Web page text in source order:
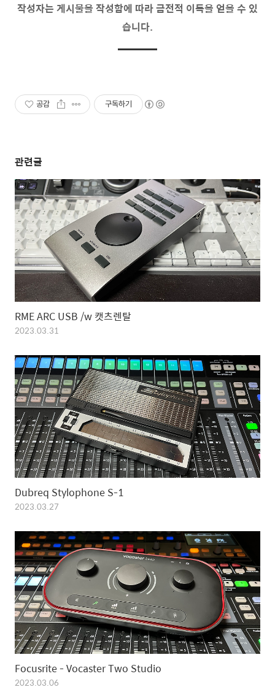
작성자는 게시물을 작성함에 따라 금전적 이득을 얻을 수 있
습니다.
공감 구독하기
관련글
RME ARC USB /w 캣츠렌탈
2023.03.31
Dubreq Stylophone S-1
2023.03.27
Focusrite - Vocaster Two Studio
2023.03.06